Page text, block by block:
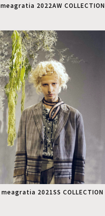
meagratia 2022AW COLLECTION
meagratia 2021SS COLLECTION